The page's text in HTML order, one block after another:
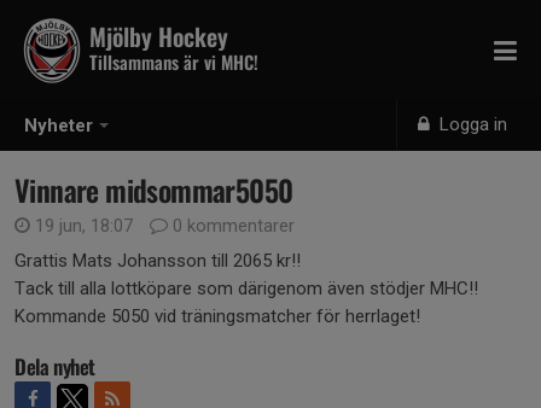
Nyheter Logga in
Mjölby Hockey
Tillsammans är vi MHC!
Vinnare midsommar5050
19 jun, 18:07
0 kommentarer
Grattis Mats Johansson till 2065 kr!!
Tack till alla lottköpare som därigenom även stödjer MHC!!
Kommande 5050 vid träningsmatcher för herrlaget!
Dela nyhet